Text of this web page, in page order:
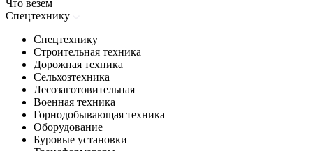
Что везем
Спецтехнику
Спецтехнику
Строительная техника
Дорожная техника
Сельхозтехника
Лесозаготовительная
Военная техника
Горнодобывающая техника
Оборудование
Буровые установки